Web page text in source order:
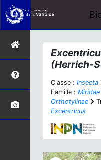
(Herrich-
Classe : Insecta
Famille : Miridae
Orthotylinae
Excentricus